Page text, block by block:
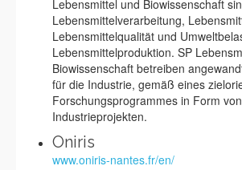
Lebensmittel und Biowissenschaft
Lebensmittelverarbeitung,
Lebensmittelqualität und
Lebensmittelproduktion. SP
Biowissenschaft betreiben
für die Industrie, gemäß eines
Forschungsprogrammes in Form
Industrieprojekten.
Oniris
www.oniris-nantes.fr/en/